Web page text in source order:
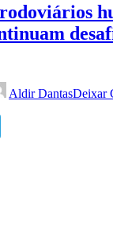
Aldir DantasDeixar